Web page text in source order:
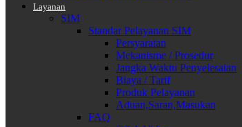
Layanan
SIM
Standar Pelayanan SIM
Persyaratan
Mekanisme / Prosedur
Jangka Waktu Penyelesaian
Biaya / Tarif
Produk Pelayanan
Aduan,Saran,Masukan
FAQ